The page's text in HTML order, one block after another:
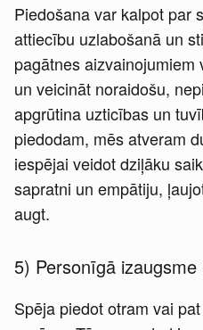
Piedošana var kalpot par
attiecību uzlabošanā un
pagātnes
un veicināt noraidošu,
apgrūtina uzticības un
piedodam, mēs atveram
iespējai veidot dziļāku
sapratni un empātiju,
augt.
5) Personīgā
Spēja piedot otram vai